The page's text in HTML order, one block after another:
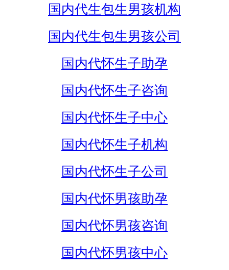
国内代生包生男孩机构
国内代生包生男孩公司
国内代怀生子助孕
国内代怀生子咨询
国内代怀生子中心
国内代怀生子机构
国内代怀生子公司
国内代怀男孩助孕
国内代怀男孩咨询
国内代怀男孩中心